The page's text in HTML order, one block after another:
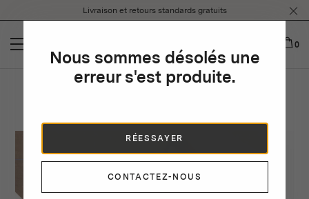
note:
website
Livraison et retours standards gratuits
0
Nous sommes désolés une
erreur s'est produite.
RÉESSAYER
CONTACTEZ-NOUS